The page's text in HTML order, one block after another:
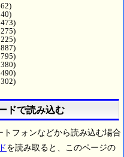
ドで読み込む
トフォンなどから読み込む場合
を読み取ると、このページの